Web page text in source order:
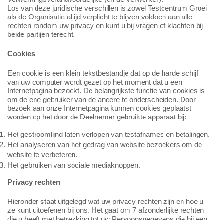
Los van deze juridische verschillen is zowel Testcentrum Groei
als de Organisatie altijd verplicht te blijven voldoen aan alle
rechten rondom uw privacy en kunt u bij vragen of klachten bij
beide partijen terecht.
Cookies
Een cookie is een klein tekstbestandje dat op de harde schijf
van uw computer wordt gezet op het moment dat u een
Internetpagina bezoekt. De belangrijkste functie van cookies is
om de ene gebruiker van de andere te onderscheiden. Door
bezoek aan onze Internetpagina kunnen cookies geplaatst
worden op het door de Deelnemer gebruikte apparaat bij:
Het gestroomlijnd laten verlopen van testafnames en betalingen.
Het analyseren van het gedrag van website bezoekers om de
website te verbeteren.
Het gebruiken van sociale mediaknoppen.
Privacy rechten
Hieronder staat uitgelegd wat uw privacy rechten zijn en hoe u
ze kunt uitoefenen bij ons. Het gaat om 7 afzonderlijke rechten